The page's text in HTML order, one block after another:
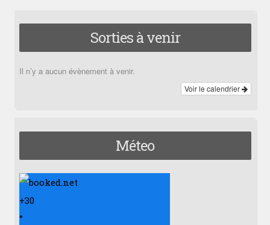
Sorties à venir
Il n’y a aucun évènement à venir.
Voir le calendrier
Méteo
+30
°